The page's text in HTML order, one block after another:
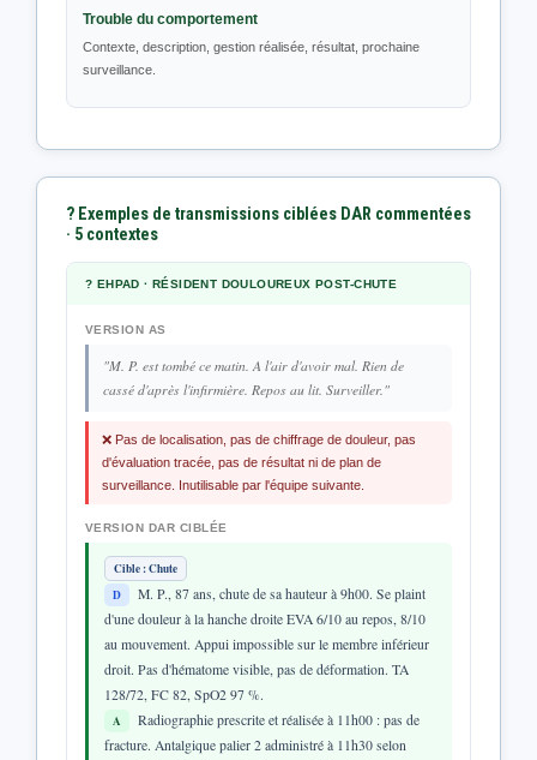
Trouble du comportement
Contexte, description, gestion réalisée, résultat, prochaine
surveillance.
? Exemples de transmissions ciblées DAR commentées
· 5 contextes
? EHPAD · RÉSIDENT DOULOUREUX POST-CHUTE
VERSION AS
"M. P. est tombé ce matin. A l'air d'avoir mal. Rien de
cassé d'après l'infirmière. Repos au lit. Surveiller."
❌ Pas de localisation, pas de chiffrage de douleur, pas
d'évaluation tracée, pas de résultat ni de plan de
surveillance. Inutilisable par l'équipe suivante.
VERSION DAR CIBLÉE
Cible : Chute
D
M. P., 87 ans, chute de sa hauteur à 9h00. Se plaint
d'une douleur à la hanche droite EVA 6/10 au repos, 8/10
au mouvement. Appui impossible sur le membre inférieur
droit. Pas d'hématome visible, pas de déformation. TA
128/72, FC 82, SpO2 97 %.
A
Radiographie prescrite et réalisée à 11h00 : pas de
fracture. Antalgique palier 2 administré à 11h30 selon